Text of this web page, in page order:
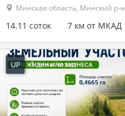
Минская область, Минский р-н
14.11 соток 7 км от МКАД
UP 1 день назад